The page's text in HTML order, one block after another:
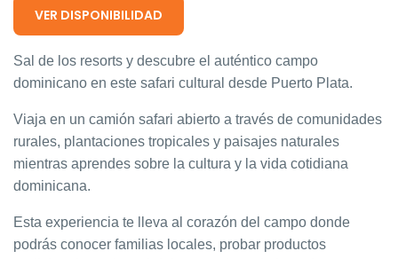
VER DISPONIBILIDAD
Sal de los resorts y descubre el auténtico campo
dominicano en este safari cultural desde Puerto Plata.
Viaja en un camión safari abierto a través de comunidades
rurales, plantaciones tropicales y paisajes naturales
mientras aprendes sobre la cultura y la vida cotidiana
dominicana.
Esta experiencia te lleva al corazón del campo donde
podrás conocer familias locales, probar productos